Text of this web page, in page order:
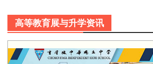
高等教育展与升学资讯